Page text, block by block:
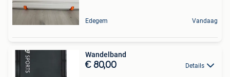
Edegem Vandaag
Wandelband
€ 80,00 Details